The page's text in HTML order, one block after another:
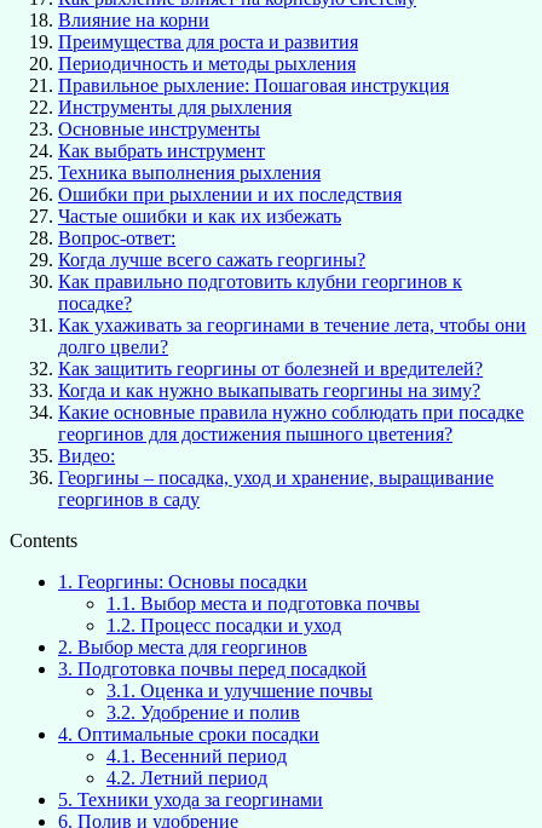
Влияние на корни
Преимущества для роста и развития
Периодичность и методы рыхления
Правильное рыхление: Пошаговая инструкция
Инструменты для рыхления
Основные инструменты
Как выбрать инструмент
Техника выполнения рыхления
Ошибки при рыхлении и их последствия
Частые ошибки и как их избежать
Вопрос-ответ:
Когда лучше всего сажать георгины?
Как правильно подготовить клубни георгинов к
посадке?
Как ухаживать за георгинами в течение лета, чтобы они
долго цвели?
Как защитить георгины от болезней и вредителей?
Когда и как нужно выкапывать георгины на зиму?
Какие основные правила нужно соблюдать при посадке
георгинов для достижения пышного цветения?
Видео:
Георгины – посадка, уход и хранение, выращивание
георгинов в саду
Contents
1. Георгины: Основы посадки
1.1. Выбор места и подготовка почвы
1.2. Процесс посадки и уход
2. Выбор места для георгинов
3. Подготовка почвы перед посадкой
3.1. Оценка и улучшение почвы
3.2. Удобрение и полив
4. Оптимальные сроки посадки
4.1. Весенний период
4.2. Летний период
5. Техники ухода за георгинами
6. Полив и удобрение